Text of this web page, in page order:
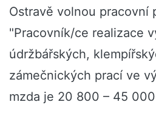
Ostravě volnou pracovní
"Pracovník/ce realizace
údržbářských,
zámečnických prací ve
mzda je 20 800 – 45 000